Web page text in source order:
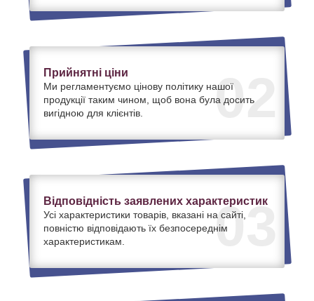
02
Прийнятні ціни
Ми регламентуємо цінову політику нашої
продукції таким чином, щоб вона була досить
вигідною для клієнтів.
03
Відповідність заявлених характеристик
Усі характеристики товарів, вказані на сайті,
повністю відповідають їх безпосереднім
характеристикам.